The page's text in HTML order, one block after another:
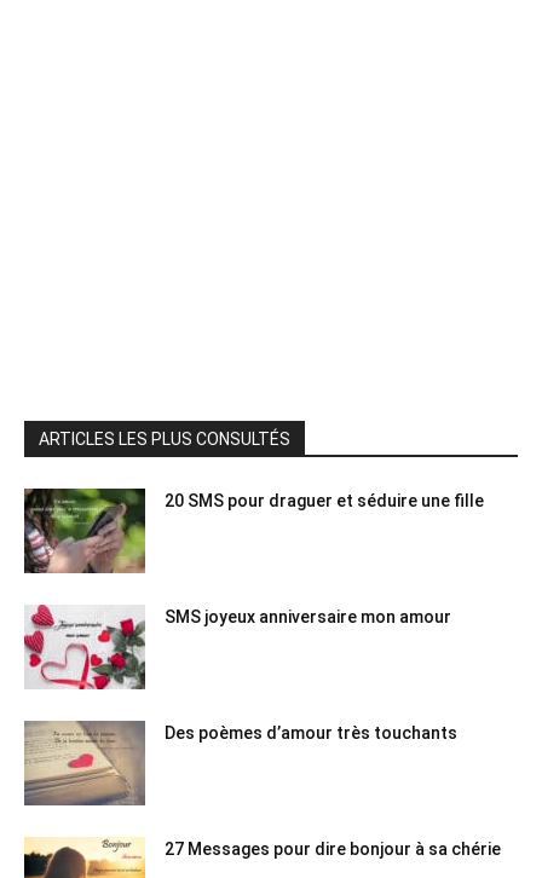
ARTICLES LES PLUS CONSULTÉS
20 SMS pour draguer et séduire une fille
SMS joyeux anniversaire mon amour
Des poèmes d’amour très touchants
27 Messages pour dire bonjour à sa chérie